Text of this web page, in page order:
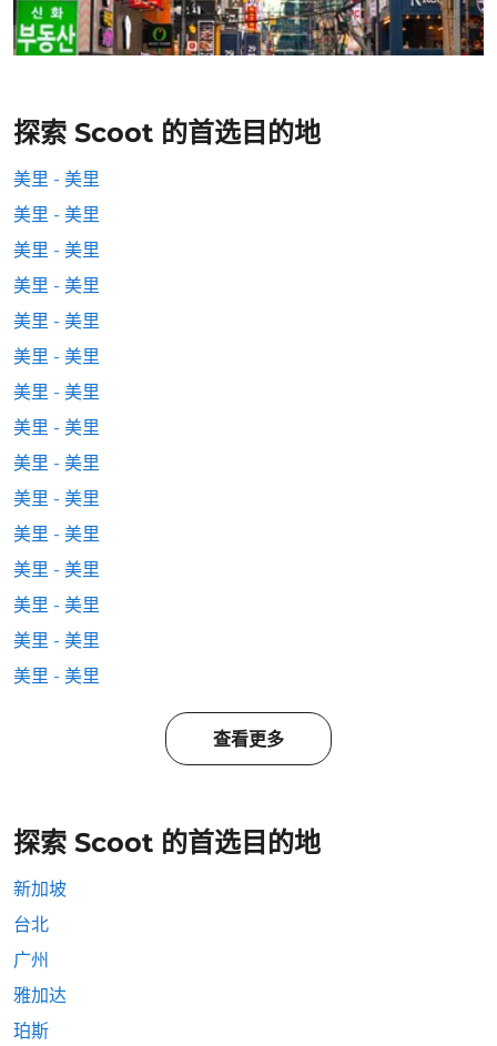
探索 Scoot 的首选目的地
美里 - 美里
美里 - 美里
美里 - 美里
美里 - 美里
美里 - 美里
美里 - 美里
美里 - 美里
美里 - 美里
美里 - 美里
美里 - 美里
美里 - 美里
美里 - 美里
美里 - 美里
美里 - 美里
美里 - 美里
查看更多
探索 Scoot 的首选目的地
新加坡
台北
广州
雅加达
珀斯